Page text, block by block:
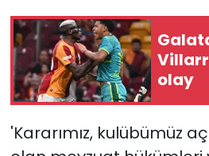
olay
'Kararımız, kulübümüz